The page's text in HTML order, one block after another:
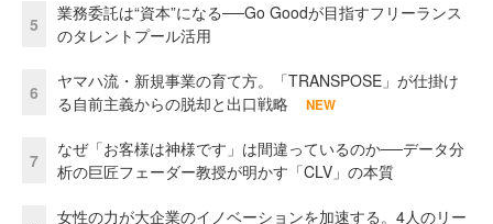
5
業務委託は“資本”になる──Go Goodが目指すフリーランス
のタレントプール活用
6
ヤマハ流・新規事業の育て方。「TRANSPOSE」が仕掛け
る自前主義からの脱却と出口戦略
NEW
7
なぜ「お客様は神様です」は間違っているのか──データ分
析の巨匠フェーダー教授が明かす「CLV」の本質
女性の力が大企業のイノベーションを加速する。4人のリー